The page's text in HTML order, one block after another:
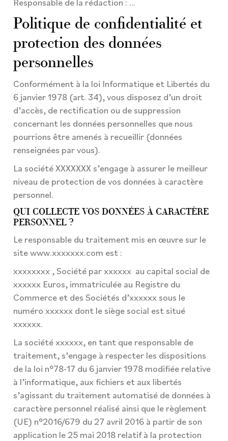
Responsable de la rédaction : …
Politique de confidentialité et
protection des données
personnelles
Conformément à la loi Informatique et Libertés du
6 janvier 1978 (art. 34), vous disposez d’un droit
d’accès, de rectification ou de suppression
concernant les données personnelles que nous
pourrions être amenés à recueillir (données
renseignées par vous).
La société XXXXXXX s’engage à assurer le meilleur
niveau de protection de vos données à caractère
personnel.
QUI COLLECTE VOS DONNÉES À CARACTÈRE
PERSONNEL ?
Le responsable du traitement mis en œuvre sur le
site www.xxxxxxx.com est :
xxxxxxxx , Société par xxxxxx au capital social de
xxxxxx Euros, immatriculée au Registre du
Commerce et des Sociétés d’xxxxxx sous le
numéro xxxxxx dont le siège social est situé
xxxxxx.
La société xxxxxx, en tant que responsable de
traitement, s’engage à respecter les dispositions
de la loi n°78-17 du 6 janvier 1978 modifiée relative
à l’informatique, aux fichiers et aux libertés
s’agissant du traitement automatisé de données à
caractère personnel réalisé ainsi que le règlement
(UE) n°2016/679 du 27 avril 2016 à partir de son
application le 25 mai 2018 relatif à la protection